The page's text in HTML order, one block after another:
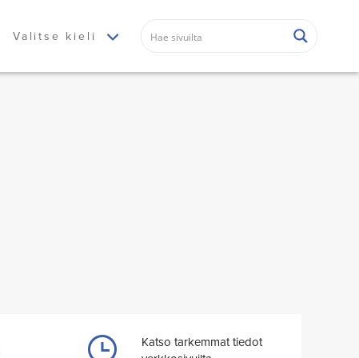
Valitse kieli
Katso tarkemmat tiedot